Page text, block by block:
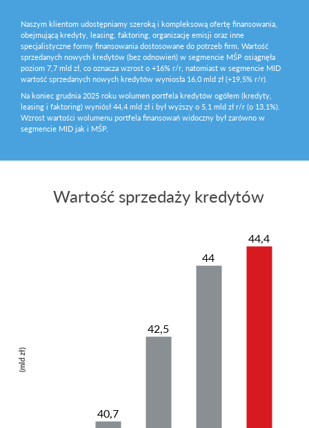
Naszym klientom udostępniamy szeroką i kompleksową ofertę finansowania,
obejmującą kredyty, leasing, faktoring, organizację emisji oraz inne
specjalistyczne formy finansowania dostosowane do potrzeb firm. Wartość
sprzedanych nowych kredytów (bez odnowień) w segmencie MŚP osiągnęła
poziom 7,7 mld zł, co oznacza wzrost o +16% r/r, natomiast w segmencie MID
wartość sprzedanych nowych kredytów wyniosła 16,0 mld zł (+19,5% r/r).
Na koniec grudnia 2025 roku wolumen portfela kredytów ogółem (kredyty,
leasing i faktoring) wyniósł 44,4 mld zł i był wyższy o 5,1 mld zł r/r (o 13,1%).
Wzrost wartości wolumenu portfela finansowań widoczny był zarówno w
segmencie MID jak i MŚP.
40,7
42,5
44
44,4
Wartość sprzedaży kredytów
(mld zł)